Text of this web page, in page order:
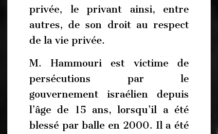
privée, le privant ainsi, entre
autres, de son droit au respect
de la vie privée.
M. Hammouri est victime de
persécutions par le
gouvernement israélien depuis
l’âge de 15 ans, lorsqu’il a été
blessé par balle en 2000. Il a été